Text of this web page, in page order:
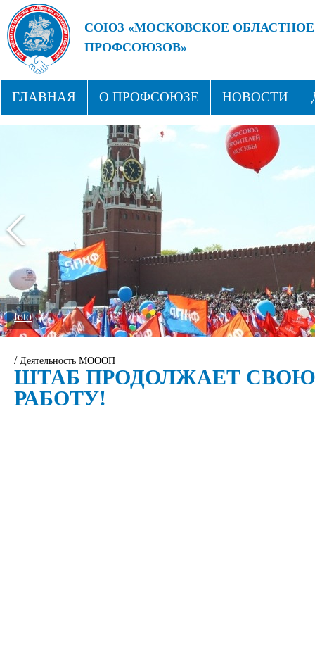
СОЮЗ «МОСКОВСКОЕ
ПРОФСОЮЗОВ»
ГЛАВНАЯ О ПРОФСОЮЗЕ НОВОСТИ
ПРОФСОЮЗНЫЕ ЗДРАВНИЦЫ
foto
/ Деятельность МОООП
ШТАБ ПРОДОЛЖАЕТ СВОЮ
РАБОТУ!